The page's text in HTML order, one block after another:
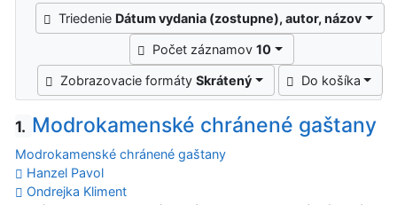
Triedenie Dátum vydania (zostupne), autor, názov
Počet záznamov10
Zobrazovacie formátySkrátený Do košíka
1. Modrokamenské chránené gaštany
Modrokamenské chránené gaštany
Hanzel Pavol
Ondrejka Kliment